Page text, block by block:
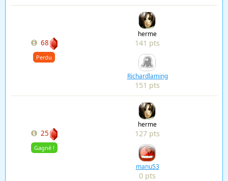
68
Perdu
herme
141 pts
Richardlaming
151 pts
25
Gagné !
herme
127 pts
manu53
0 pts